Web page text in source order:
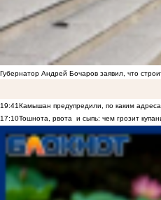
Губернатор Андрей Бочаров заявил, что
19:41Камышан предупредили, по каким
17:10Тошнота, рвота и сыпь: чем грозит